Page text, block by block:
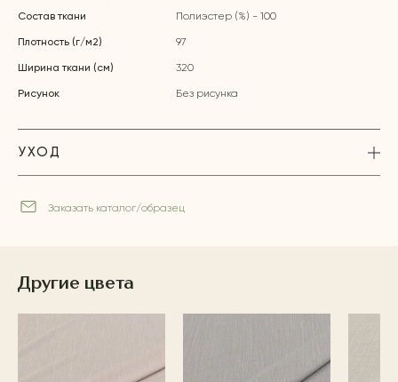
Состав ткани Полиэстер (%) - 100
Плотность (г/м2) 97
Ширина ткани (см) 320
Рисунок Без рисунка
УХОД
Заказать каталог/образец
Другие цвета